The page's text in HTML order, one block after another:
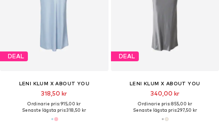
DEAL
LENI KLUM X ABOUT YOU
318,50 kr
Ordinarie pris: 915,00 kr
Senaste lägsta pris:318,50 kr
DEAL
LENI KLUM X ABOUT YOU
340,00 kr
Ordinarie pris: 855,00 kr
Senaste lägsta pris:297,50 kr